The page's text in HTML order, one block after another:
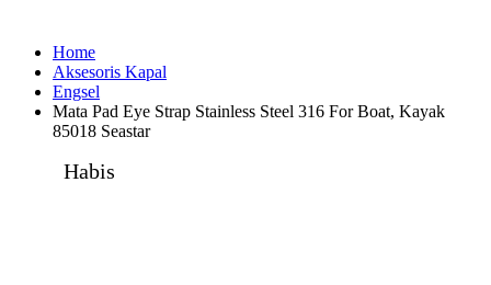
Home
Aksesoris Kapal
Engsel
Mata Pad Eye Strap Stainless Steel 316 For Boat, Kayak
85018 Seastar
Habis